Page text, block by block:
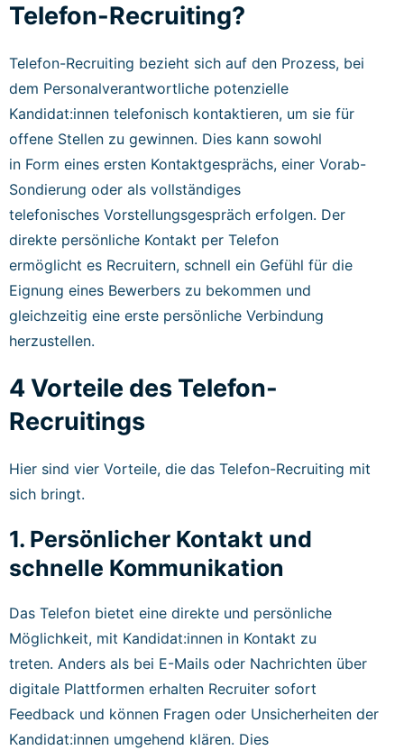
Telefon-Recruiting?
Telefon-Recruiting bezieht sich auf den Prozess, bei
dem Personalverantwortliche potenzielle
Kandidat:innen telefonisch kontaktieren, um sie für
offene Stellen zu gewinnen. Dies kann sowohl
in Form eines ersten Kontaktgesprächs, einer Vorab-
Sondierung oder als vollständiges
telefonisches Vorstellungsgespräch erfolgen. Der
direkte persönliche Kontakt per Telefon
ermöglicht es Recruitern, schnell ein Gefühl für die
Eignung eines Bewerbers zu bekommen und
gleichzeitig eine erste persönliche Verbindung
herzustellen.
4 Vorteile des Telefon-
Recruitings
Hier sind vier Vorteile, die das Telefon-Recruiting mit
sich bringt.
1. Persönlicher Kontakt und
schnelle Kommunikation
Das Telefon bietet eine direkte und persönliche
Möglichkeit, mit Kandidat:innen in Kontakt zu
treten. Anders als bei E-Mails oder Nachrichten über
digitale Plattformen erhalten Recruiter sofort
Feedback und können Fragen oder Unsicherheiten der
Kandidat:innen umgehend klären. Dies